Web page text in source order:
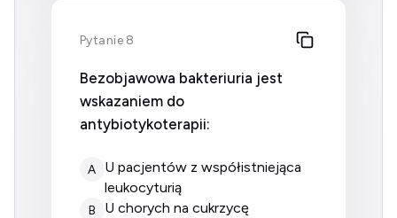
Pytanie 8
Bezobjawowa bakteriuria jest
wskazaniem do
antybiotykoterapii:
A
u pacjentów z współistniejąca
leukocyturią
B u chorych na cukrzycę